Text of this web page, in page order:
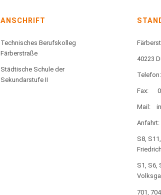
ANSCHRIFT
Technisches Berufskolleg
Färberstraße
Städtische Schule der
Sekundarstufe II
40223
Fax:
Mail:
Anfahrt:
S8,
S1, S6,
701,